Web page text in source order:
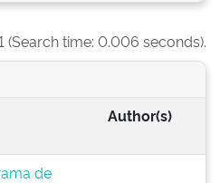
(Search time: 0.006 seconds).
Author(s)
de